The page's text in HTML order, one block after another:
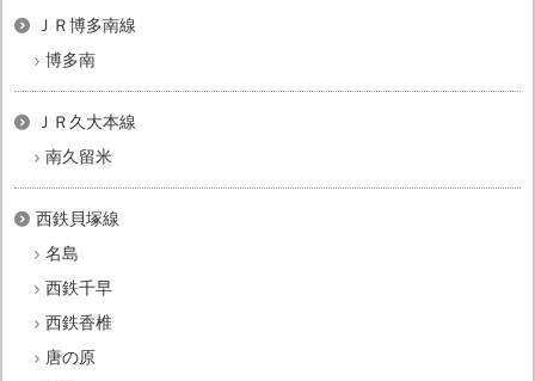
ＪＲ博多南線
博多南
ＪＲ久大本線
南久留米
西鉄貝塚線
名島
西鉄千早
西鉄香椎
唐の原